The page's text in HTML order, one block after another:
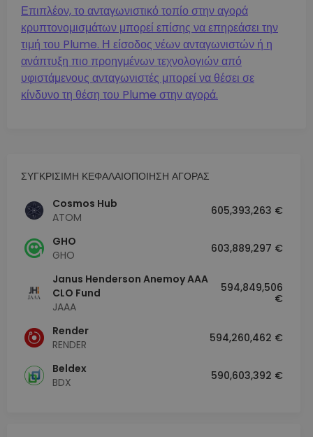
Επιπλέον, το ανταγωνιστικό τοπίο στην αγορά
κρυπτονομισμάτων μπορεί επίσης να επηρεάσει την
τιμή του Plume. Η είσοδος νέων ανταγωνιστών ή η
ανάπτυξη πιο προηγμένων τεχνολογιών από
υφιστάμενους ανταγωνιστές μπορεί να θέσει σε
κίνδυνο τη θέση του Plume στην αγορά.
ΣΥΓΚΡΙΣΙΜΗ ΚΕΦΑΛΑΙΟΠΟΙΗΣΗ ΑΓΟΡΑΣ
Cosmos Hub
ATOM
605,393,263 €
GHO
GHO
603,889,297 €
Janus Henderson Anemoy AAA
CLO Fund
JAAA
594,849,506
€
Render
RENDER
594,260,462 €
Beldex
BDX
590,603,392 €